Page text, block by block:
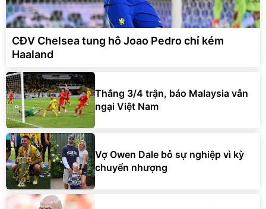
CĐV Chelsea tung hô Joao Pedro chỉ kém
Haaland
Thắng 3/4 trận, báo Malaysia vẫn
ngại Việt Nam
Vợ Owen Dale bỏ sự nghiệp vì kỳ
chuyển nhượng